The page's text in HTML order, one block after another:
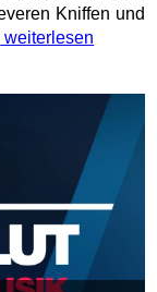
Kniffen und
weiterlesen